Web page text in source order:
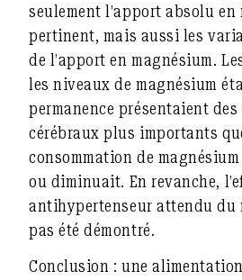
seulement l’apport absolu
pertinent, mais aussi les
de l’apport en magnésium.
les niveaux de magnésium
permanence présentaient des
cérébraux plus importants
consommation de
ou diminuait. En revanche,
antihypertenseur attendu du
pas été démontré.
Conclusion :une